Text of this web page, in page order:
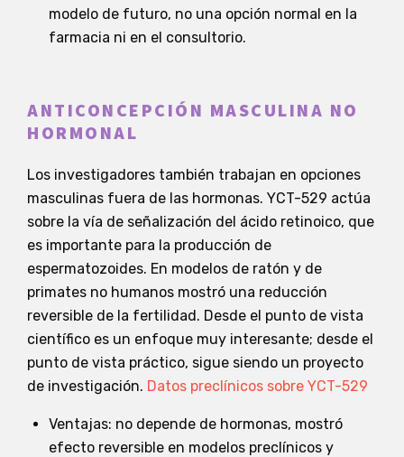
modelo de futuro, no una opción normal en la
farmacia ni en el consultorio.
ANTICONCEPCIÓN MASCULINA NO
HORMONAL
Los investigadores también trabajan en opciones
masculinas fuera de las hormonas. YCT-529 actúa
sobre la vía de señalización del ácido retinoico, que
es importante para la producción de
espermatozoides. En modelos de ratón y de
primates no humanos mostró una reducción
reversible de la fertilidad. Desde el punto de vista
científico es un enfoque muy interesante; desde el
punto de vista práctico, sigue siendo un proyecto
de investigación. Datos preclínicos sobre YCT-529
Ventajas: no depende de hormonas, mostró
efecto reversible en modelos preclínicos y